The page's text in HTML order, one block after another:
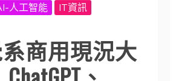
人工智能
IT資訊
商用現況大